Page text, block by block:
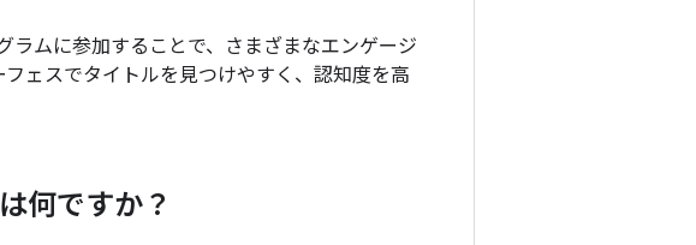
ラムに参加することで、さまざまなエンゲージ
ェスでタイトルを見つけやすく、認知度を高
何ですか？